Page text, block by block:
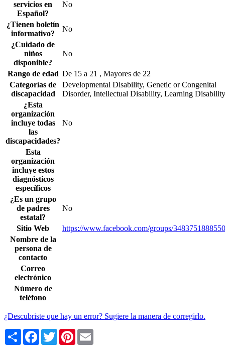
servicios en
Español?
No
¿Tienen boletín
informativo?
No
¿Cuidado de
niños
disponible?
No
Rango de edad De 15 a 21 , Mayores de 22
Categorías de
discapacidad
Developmental Disability, Genetic or Congenital
Disorder, Intellectual Disability, Learning Disability
¿Esta
organización
incluye todas
las
discapacidades?
No
Esta
organización
incluye estos
diagnósticos
específicos
¿Es un grupo
de padres
estatal?
No
Sitio Web
https://www.facebook.com/groups/
Nombre de la
persona de
contacto
Correo
electrónico
Número de
teléfono
¿Descubriste que hay un error? Sugiere la manera de corregirlo.
Share Facebook
TwitterPinterest